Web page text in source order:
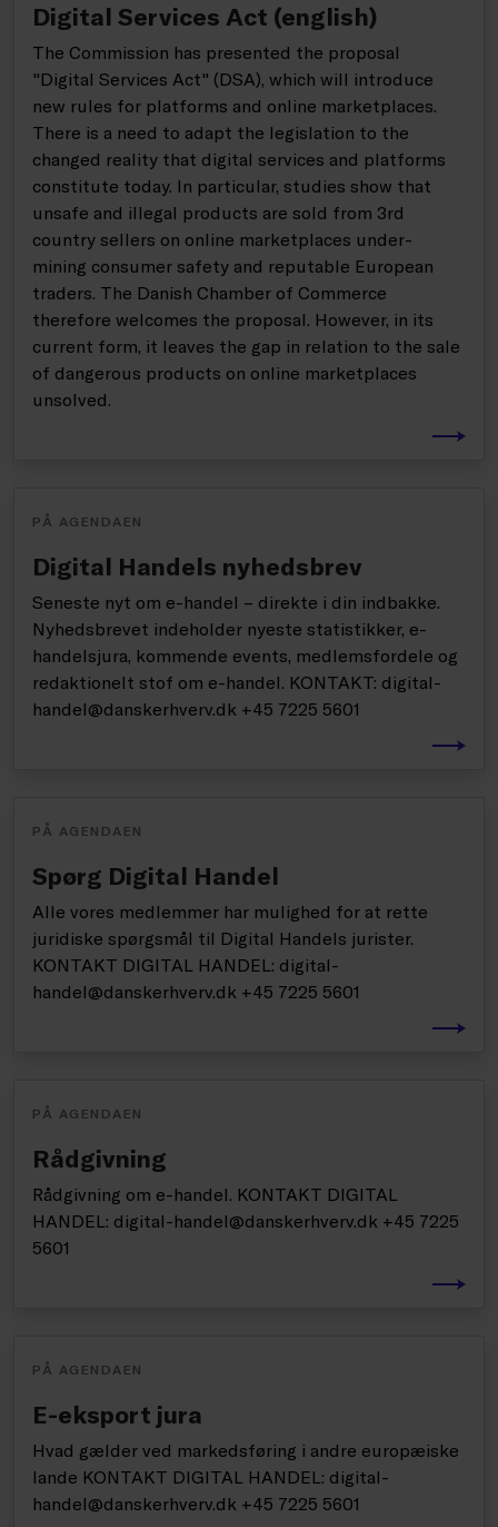
Digital Services Act (english)
The Commission has presented the proposal
"Digital Services Act" (DSA), which will introduce
new rules for platforms and online marketplaces.
There is a need to adapt the legislation to the
changed reality that digital services and platforms
constitute today. In particular, studies show that
unsafe and illegal products are sold from 3rd
country sellers on online marketplaces under-
mining consumer safety and reputable European
traders. The Danish Chamber of Commerce
therefore welcomes the proposal. However, in its
current form, it leaves the gap in relation to the sale
of dangerous products on online marketplaces
unsolved.
PÅ AGENDAEN
Digital Handels nyhedsbrev
Seneste nyt om e-handel – direkte i din indbakke.
Nyhedsbrevet indeholder nyeste statistikker, e-
handelsjura, kommende events, medlemsfordele og
redaktionelt stof om e-handel. KONTAKT: digital-
handel@danskerhverv.dk +45 7225 5601
PÅ AGENDAEN
Spørg Digital Handel
Alle vores medlemmer har mulighed for at rette
juridiske spørgsmål til Digital Handels jurister.
KONTAKT DIGITAL HANDEL: digital-
handel@danskerhverv.dk +45 7225 5601
PÅ AGENDAEN
Rådgivning
Rådgivning om e-handel. KONTAKT DIGITAL
HANDEL: digital-handel@danskerhverv.dk +45 7225
5601
PÅ AGENDAEN
E-eksport jura
Hvad gælder ved markedsføring i andre europæiske
lande KONTAKT DIGITAL HANDEL: digital-
handel@danskerhverv.dk +45 7225 5601